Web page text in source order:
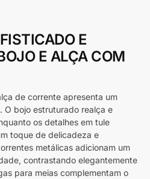
E
E ALÇA COM
de corrente apresenta um
O bojo estruturado realça e
os detalhes em tule
toque de delicadeza e
metálicas adicionam um
contrastando elegantemente
para meias complementam o